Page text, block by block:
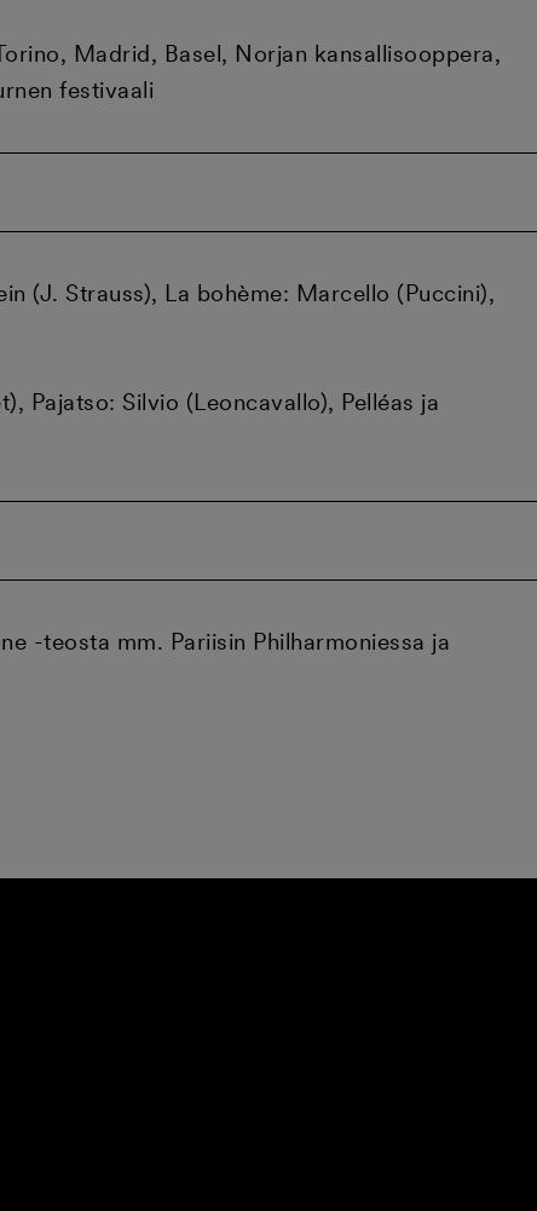
Madrid, Basel, Norjan kansallisooppera,
festivaali
(J. Strauss), La bohème: Marcello (Puccini),
Pajatso: Silvio (Leoncavallo), Pelléas ja
-teosta mm. Pariisin Philharmoniessa ja